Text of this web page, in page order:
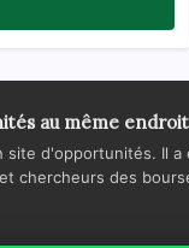
au même endroit
site d'opportunités. Il
chercheurs des